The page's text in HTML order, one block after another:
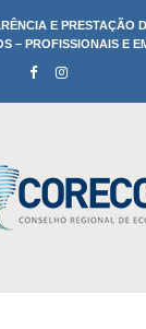
E PRESTAÇÃO
– PROFISSIONAIS E